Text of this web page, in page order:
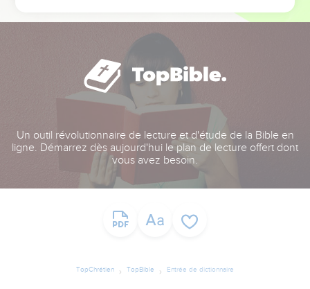
Un outil révolutionnaire de lecture et d'étude de la Bible en
ligne. Démarrez dès aujourd'hui le plan de lecture offert dont
vous avez besoin.
TopChrétien TopBible Entrée de dictionnaire